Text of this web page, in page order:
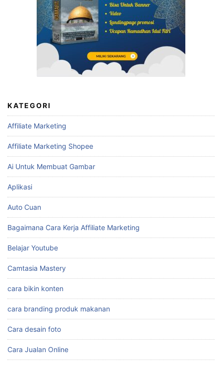
KATEGORI
Affiliate Marketing
Affiliate Marketing Shopee
Ai Untuk Membuat Gambar
Aplikasi
Auto Cuan
Bagaimana Cara Kerja Affiliate Marketing
Belajar Youtube
Camtasia Mastery
cara bikin konten
cara branding produk makanan
Cara desain foto
Cara Jualan Online